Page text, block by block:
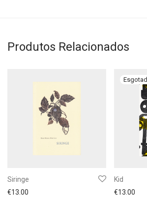
Produtos Relacionados
Siringe
€13.00
Kid
€13.00